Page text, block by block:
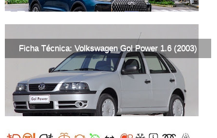
Ficha Técnica: Volkswagen Gol Power 1.6 (2003)